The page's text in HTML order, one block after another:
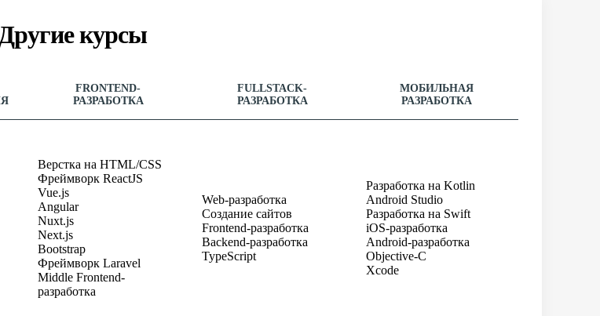
курсы
FRONTEND-
РАЗРАБОТКА
FULLSTACK-
РАЗРАБОТКА
МОБИЛЬНАЯ
РАЗРАБОТКА
Верстка на HTML/CSS
Фреймворк ReactJS
Vue.js
Angular
Nuxt.js
Next.js
Bootstrap
Фреймворк Laravel
Middle Frontend-
разработка
Web-разработка
Создание сайтов
Frontend-разработка
Backend-разработка
TypeScript
Разработка на Kotlin
Android Studio
Разработка на Swift
iOS-разработка
Android-разработка
Objective-C
Xcode